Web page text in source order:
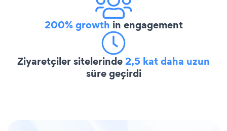
200% growth in engagement
Ziyaretçiler sitelerinde2,5 kat daha uzun
süre geçirdi